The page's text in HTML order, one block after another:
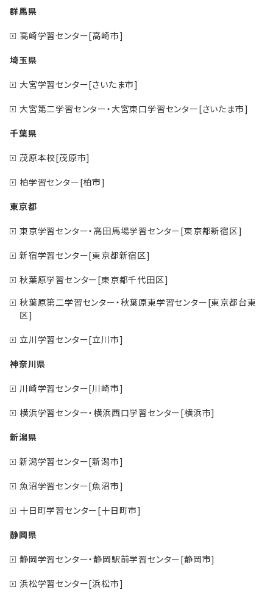
群馬県
高崎学習センター[高崎市]
埼玉県
大宮学習センター[さいたま市]
大宮第二学習センター・大宮東口学習センター[さいたま市]
千葉県
茂原本校[茂原市]
柏学習センター[柏市]
東京都
東京学習センター・高田馬場学習センター[東京都新宿区]
新宿学習センター[東京都新宿区]
秋葉原学習センター[東京都千代田区]
秋葉原第二学習センター・秋葉原東学習センター[東京都台東
区]
立川学習センター[立川市]
神奈川県
川崎学習センター[川崎市]
横浜学習センター・横浜西口学習センター[横浜市]
新潟県
新潟学習センター[新潟市]
魚沼学習センター[魚沼市]
十日町学習センター[十日町市]
静岡県
静岡学習センター・静岡駅前学習センター[静岡市]
浜松学習センター[浜松市]